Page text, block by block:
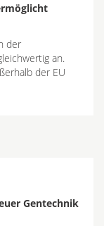
der
an.
der EU
Gentechnik